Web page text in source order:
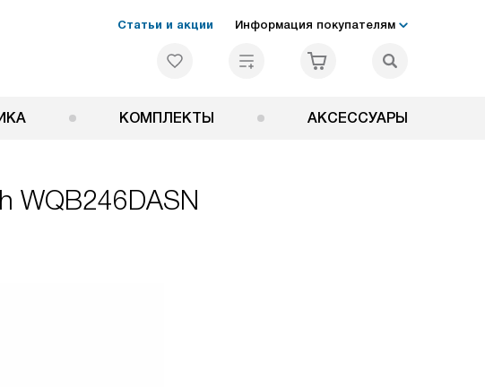
Статьи и акции Информация покупателям
КОМПЛЕКТЫ АКСЕССУАРЫ
WQB246DASN